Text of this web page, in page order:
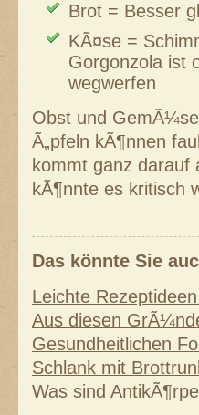
Brot = Besser
KÃ¤se =
Gorgonzola ist
wegwerfen
Obst und
Ã„pfeln kÃ¶nnen
kommt ganz darauf
kÃ¶nnte es kritisch
Das könnte Sie
Leichte
Aus diesen
Gesundheitlichen
Schlank mit
Was sind